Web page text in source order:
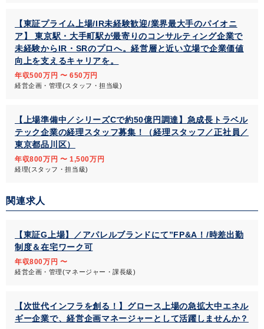
【東証プライム上場/IR未経験歓迎/業界最大手のパイオニ
ア】 東京駅・大手町駅が最寄りのコンサルティング企業で
未経験からIR・SRのプロへ。経営層と近い立場で企業価値
向上を支えるキャリアを。
年収500万円 〜 650万円
経営企画・管理(スタッフ・担当級)
【上場準備中／シリーズCで約50億円調達】急成長トラベル
テック企業の経理スタッフ募集！（経理スタッフ／正社員／
東京都品川区）
年収800万円 〜 1,500万円
経理(スタッフ・担当級)
関連求人
【東証G上場】／アパレルブランドにて”FP&A！/時差出勤
制度＆在宅ワーク可
年収800万円 〜
経営企画・管理(マネージャー・課長級)
【次世代インフラを創る！】グロース上場の急拡大中エネル
ギー企業で、経営企画マネージャーとして活躍しませんか？